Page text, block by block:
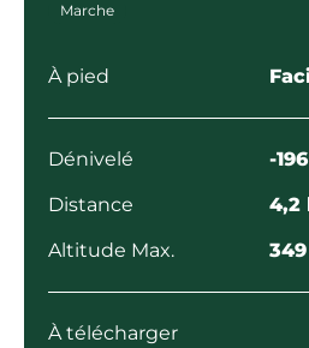
Marche
À pied
Dénivelé
-
Distance
4,2
Altitude Max.
À télécharger